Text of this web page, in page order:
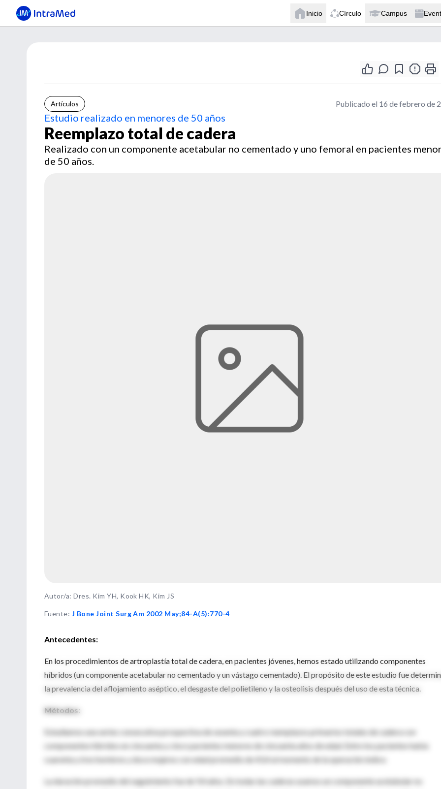
Inicio Círculo Campus
Artículos Publicado el 16 de febrero de
Estudio realizado en menores de 50 años
Reemplazo total de cadera
Realizado con un componente acetabular no cementado y uno femoral en pacientes
de 50 años.
Autor/a: Dres. Kim YH, Kook HK, Kim JS
Fuente: J Bone Joint Surg Am 2002 May;84-A(5):770-4
Antecedentes:
En los procedimientos de artroplastía total de cadera, en pacientes jóvenes, hemos estado utilizando componentes
híbridos (un componente acetabular no cementado y un vástago cementado). El propósito de este estudio fue
la prevalencia del aflojamiento aséptico, el desgaste del polietileno y la osteolisis después del uso de esta técnica.
Métodos:
Estudiamos una series consecutiva prospectiva de sesenta y cuatro reemplazos primarios totales de cadera con
componentes híbridos en cincuenta y cinco pacientes menores de cincuenta años de edad. Entre los pacientes había
cuarenta y tres hombres y doce mujeres con edad promedio de 43,4 al momento de la operación índice.
La duración promedio del seguimiento fue de 9,4 años. En todas las caderas usamos un componente acetabular no